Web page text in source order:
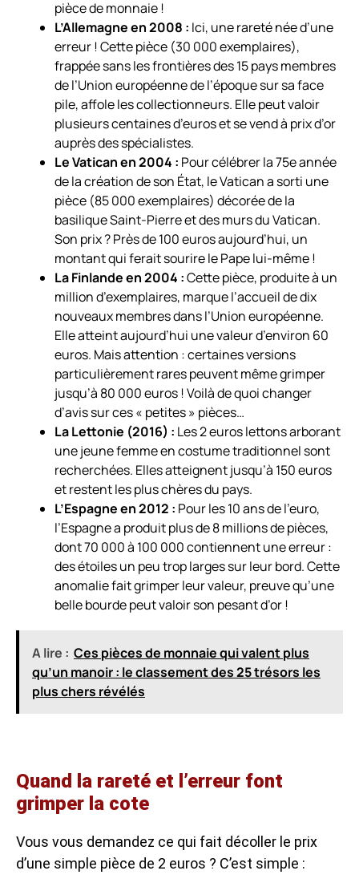
pièce de monnaie !
L’Allemagne en 2008 : Ici, une rareté née d’une
erreur ! Cette pièce (30 000 exemplaires),
frappée sans les frontières des 15 pays membres
de l’Union européenne de l’époque sur sa face
pile, affole les collectionneurs. Elle peut valoir
plusieurs centaines d’euros et se vend à prix d’or
auprès des spécialistes.
Le Vatican en 2004 : Pour célébrer la 75e année
de la création de son État, le Vatican a sorti une
pièce (85 000 exemplaires) décorée de la
basilique Saint-Pierre et des murs du Vatican.
Son prix ? Près de 100 euros aujourd’hui, un
montant qui ferait sourire le Pape lui-même !
La Finlande en 2004 :Cette pièce, produite à un
million d’exemplaires, marque l’accueil de dix
nouveaux membres dans l’Union européenne.
Elle atteint aujourd’hui une valeur d’environ 60
euros. Mais attention : certaines versions
particulièrement rares peuvent même grimper
jusqu’à 80 000 euros ! Voilà de quoi changer
d’avis sur ces « petites » pièces…
La Lettonie (2016) : Les 2 euros lettons arborant
une jeune femme en costume traditionnel sont
recherchées. Elles atteignent jusqu’à 150 euros
et restent les plus chères du pays.
L’Espagne en 2012 : Pour les 10 ans de l’euro,
l’Espagne a produit plus de 8 millions de pièces,
dont 70 000 à 100 000 contiennent une erreur :
des étoiles un peu trop larges sur leur bord. Cette
anomalie fait grimper leur valeur, preuve qu’une
belle bourde peut valoir son pesant d’or !
A lire : Ces pièces de monnaie qui valent plus
qu’un manoir : le classement des 25 trésors les
plus chers révélés
Quand la rareté et l’erreur font
grimper la cote
Vous vous demandez ce qui fait décoller le prix
d’une simple pièce de 2 euros ? C’est simple :